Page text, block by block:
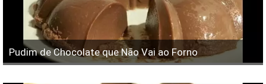
Pudim de Chocolate que Não Vai ao Forno